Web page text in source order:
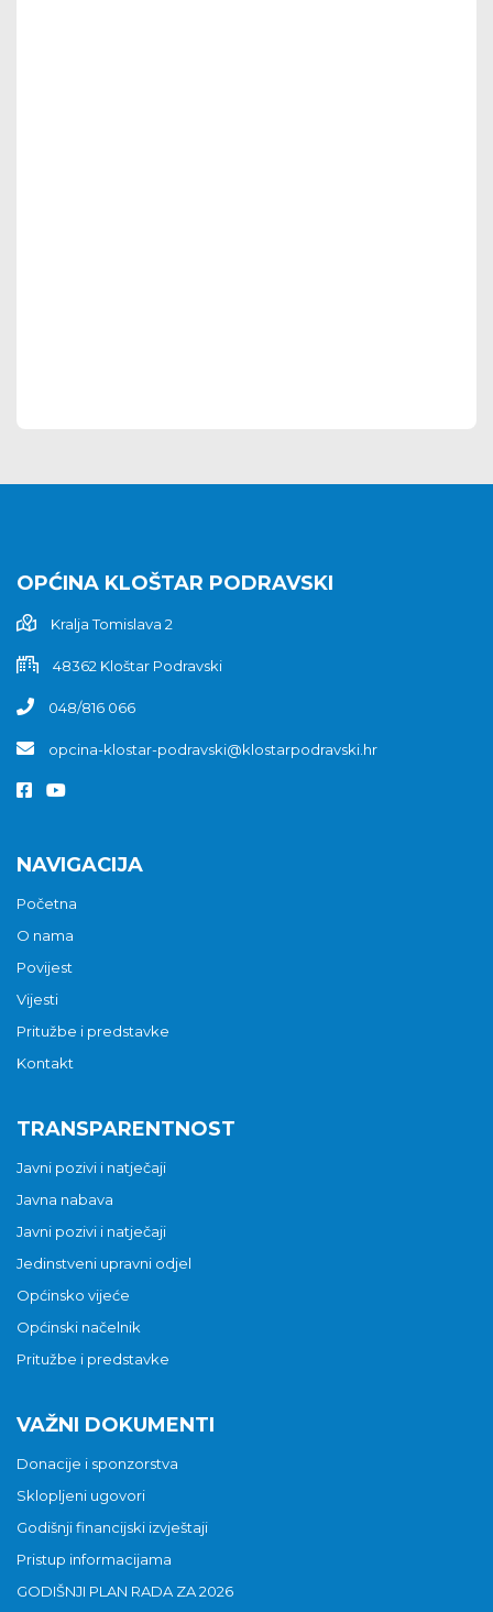
OPĆINA KLOŠTAR PODRAVSKI
Kralja Tomislava 2
48362 Kloštar Podravski
048/816 066
opcina-klostar-podravski@klostarpodravski.hr
NAVIGACIJA
Početna
O nama
Povijest
Vijesti
Pritužbe i predstavke
Kontakt
TRANSPARENTNOST
Javni pozivi i natječaji
Javna nabava
Javni pozivi i natječaji
Jedinstveni upravni odjel
Općinsko vijeće
Općinski načelnik
Pritužbe i predstavke
VAŽNI DOKUMENTI
Donacije i sponzorstva
Sklopljeni ugovori
Godišnji financijski izvještaji
Pristup informacijama
GODIŠNJI PLAN RADA ZA 2026